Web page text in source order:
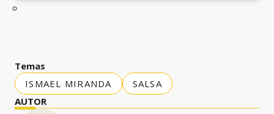
Temas
ISMAEL MIRANDA
SALSA
AUTOR